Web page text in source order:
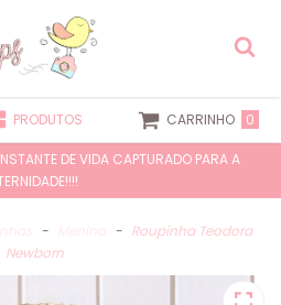
PRODUTOS CARRINHO 0
DE VIDA CAPTURADO PARA A
- - Roupinha Teodora
Newborn